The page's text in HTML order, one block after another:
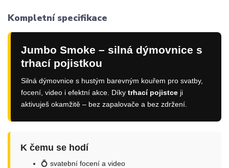
Kompletní specifikace
Jumbo Smoke – silná dýmovnice s
trhací pojistkou
Silná dýmovnice s hustým barevným kouřem pro svatby,
focení, video i efektní akce. Díky trhací pojistce ji
aktivuješ okamžitě – bez zapalovače a bez zdržení.
K čemu se hodí
💍 svatební focení a video